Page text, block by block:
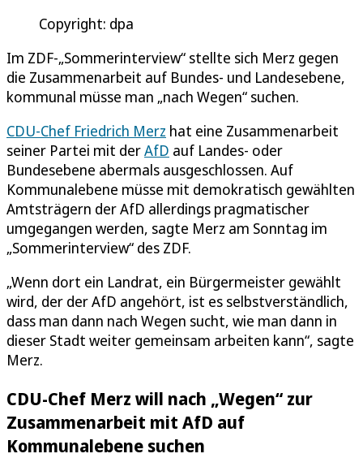
Copyright: dpa
Im ZDF-„Sommerinterview“ stellte sich Merz gegen
die Zusammenarbeit auf Bundes- und Landesebene,
kommunal müsse man „nach Wegen“ suchen.
CDU-Chef Friedrich Merz hat eine Zusammenarbeit
seiner Partei mit derAfD auf Landes- oder
Bundesebene abermals ausgeschlossen. Auf
Kommunalebene müsse mit demokratisch gewählten
Amtsträgern der AfD allerdings pragmatischer
umgegangen werden, sagte Merz am Sonntag im
„Sommerinterview“ des ZDF.
„Wenn dort ein Landrat, ein Bürgermeister gewählt
wird, der der AfD angehört, ist es selbstverständlich,
dass man dann nach Wegen sucht, wie man dann in
dieser Stadt weiter gemeinsam arbeiten kann“, sagte
Merz.
CDU-Chef Merz will nach „Wegen“ zur
Zusammenarbeit mit AfD auf
Kommunalebene suchen